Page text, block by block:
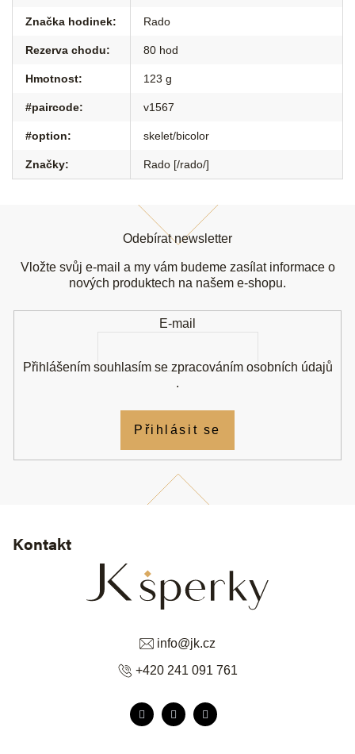
Značka hodinek: Rado
Rezerva chodu: 80 hod
Hmotnost: 123 g
#paircode: v1567
#option: skelet/bicolor
Značky: Rado [/rado/]
Kontakt
info@jk.cz
+420 241 091 761
Odebírat newsletter
Vložte svůj e-mail a my vám budeme zasílat informace o
nových produktech na našem e-shopu.
E-mail
Přihlášením souhlasím se zpracováním osobních údajů
.
Přihlásit se